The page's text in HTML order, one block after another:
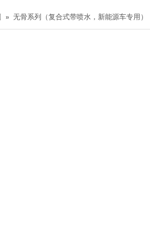
» 无骨系列（复合式带喷水，新能源车专用）